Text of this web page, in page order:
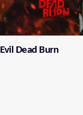
Evil Dead Burn